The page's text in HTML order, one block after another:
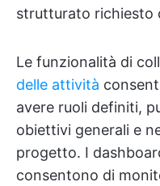
strutturato richiesto
Le funzionalità di
delle attività
avere ruoli definiti,
obiettivi generali e
progetto. I
consentono di